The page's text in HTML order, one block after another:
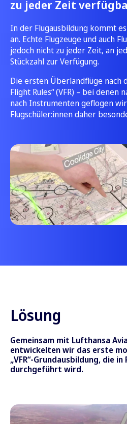
zu jeder Zeit
In der Flugausbildung kommt
an. Echte Flugzeuge und auch
jedoch nicht zu jeder Zeit, an
Stückzahl zur Verfügung.
Die ersten Überlandflüge nach
Flight Rules“ (VFR) – bei denen
nach Instrumenten geflogen
Flugschüler:innen daher
Lösung
Gemeinsam mit Lufthansa
entwickelten wir das erste
„VFR“-Grundausbildung, die
durchgeführt wird.